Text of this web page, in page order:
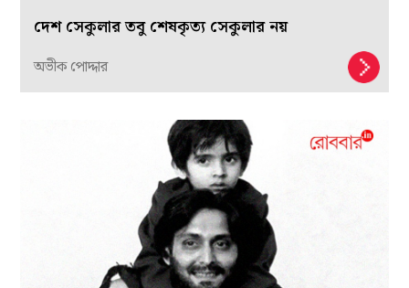
দেশ সেকুলার তবু শেষকৃত্য সেকুলার নয়
অভীক পোদ্দার